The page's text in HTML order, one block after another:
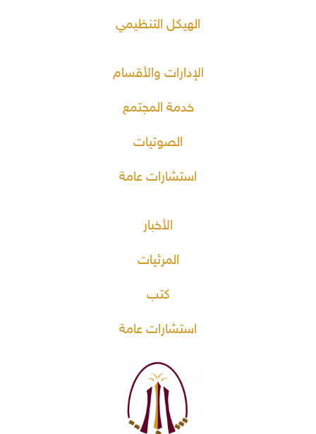
الهيكل التنظيمي
الإدارات والأقسام
خدمة المجتمع
الصوتيات
استشارات عامة
الأخبار
المرئيات
كتب
استشارات عامة